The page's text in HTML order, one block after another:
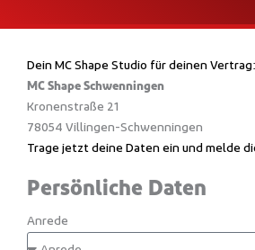
Dein MC Shape Studio für deinen Vertrag:
MC Shape Schwenningen
Kronenstraße 21
78054 Villingen-Schwenningen
Trage jetzt deine Daten ein und melde
Persönliche Daten
Anrede